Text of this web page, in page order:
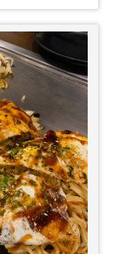
らせあり！ 気に
訪問あり！ 気
りはお薦めで